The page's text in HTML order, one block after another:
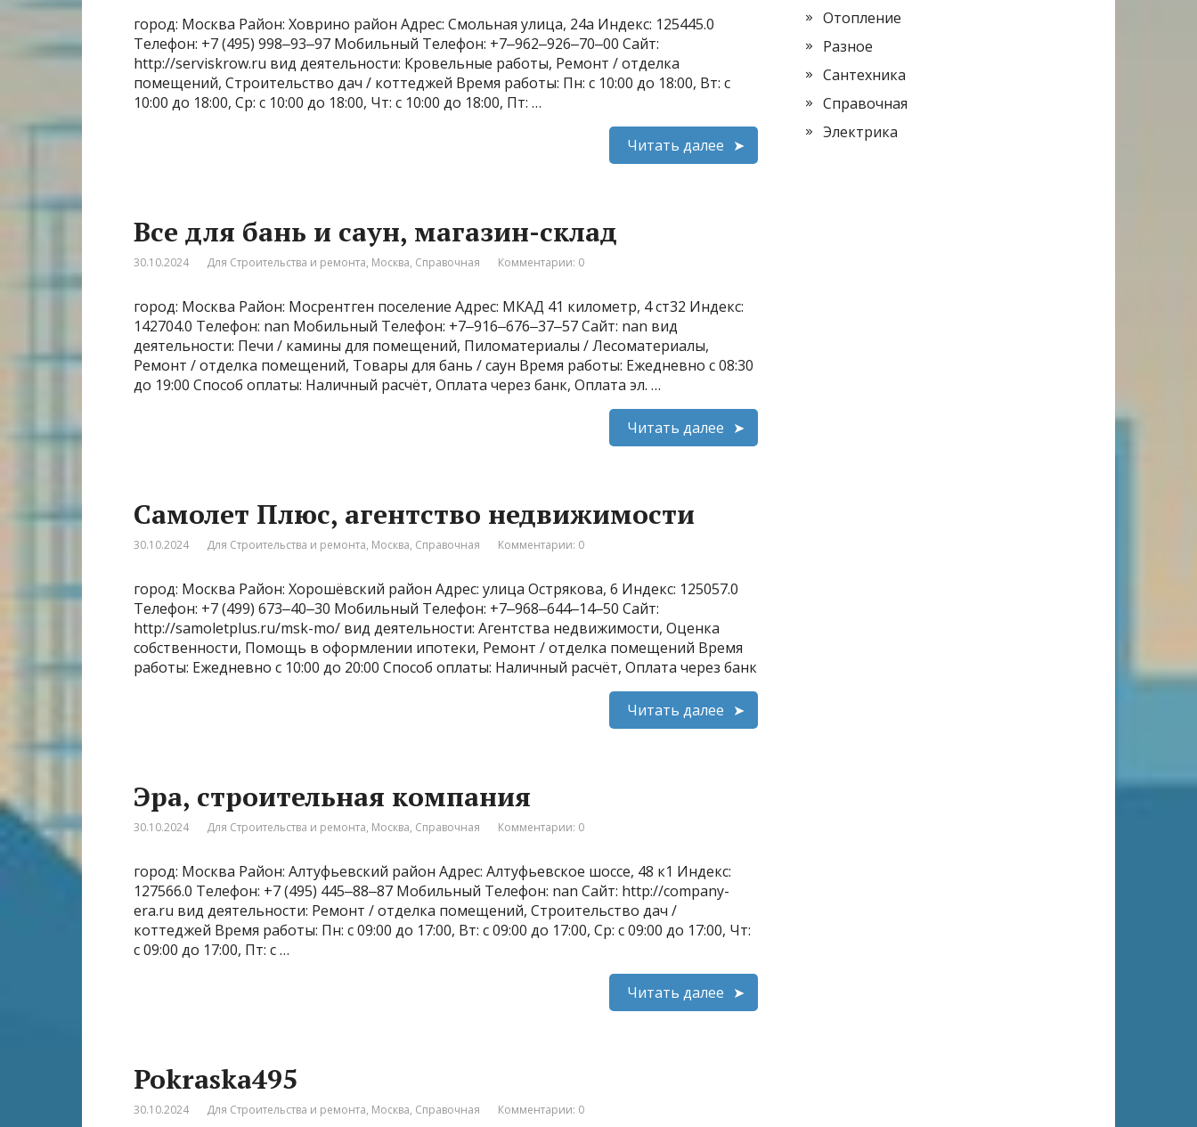
город: Москва Район: Ховрино район Адрес: Смольная улица, 24а Индекс: 125445.0
Телефон: +7 (495) 998‒93‒97 Мобильный Телефон: +7‒962‒926‒70‒00 Сайт:
http://serviskrow.ru вид деятельности: Кровельные работы, Ремонт / отделка
помещений, Строительство дач / коттеджей Время работы: Пн: с 10:00 до 18:00, Вт: с
10:00 до 18:00, Ср: с 10:00 до 18:00, Чт: с 10:00 до 18:00, Пт: …
Читать далее
Все для бань и саун, магазин-склад
30.10.2024 Для Строительства и ремонта, Москва, Справочная Комментарии: 0
город: Москва Район: Мосрентген поселение Адрес: МКАД 41 километр, 4 ст32 Индекс:
142704.0 Телефон: nan Мобильный Телефон: +7‒916‒676‒37‒57 Сайт: nan вид
деятельности: Печи / камины для помещений, Пиломатериалы / Лесоматериалы,
Ремонт / отделка помещений, Товары для бань / саун Время работы: Ежедневно с 08:30
до 19:00 Способ оплаты: Наличный расчёт, Оплата через банк, Оплата эл. …
Читать далее
Самолет Плюс, агентство недвижимости
30.10.2024 Для Строительства и ремонта, Москва, Справочная Комментарии: 0
город: Москва Район: Хорошёвский район Адрес: улица Острякова, 6 Индекс: 125057.0
Телефон: +7 (499) 673‒40‒30 Мобильный Телефон: +7‒968‒644‒14‒50 Сайт:
http://samoletplus.ru/msk-mo/ вид деятельности: Агентства недвижимости, Оценка
собственности, Помощь в оформлении ипотеки, Ремонт / отделка помещений Время
работы: Ежедневно с 10:00 до 20:00 Способ оплаты: Наличный расчёт, Оплата через банк
Читать далее
Эра, строительная компания
30.10.2024 Для Строительства и ремонта, Москва, Справочная Комментарии: 0
город: Москва Район: Алтуфьевский район Адрес: Алтуфьевское шоссе, 48 к1 Индекс:
127566.0 Телефон: +7 (495) 445‒88‒87 Мобильный Телефон: nan Сайт: http://company-
era.ru вид деятельности: Ремонт / отделка помещений, Строительство дач /
коттеджей Время работы: Пн: с 09:00 до 17:00, Вт: с 09:00 до 17:00, Ср: с 09:00 до 17:00, Чт:
с 09:00 до 17:00, Пт: с …
Читать далее
Pokraska495
30.10.2024 Для Строительства и ремонта, Москва, Справочная Комментарии: 0
Отопление
Разное
Сантехника
Справочная
Электрика